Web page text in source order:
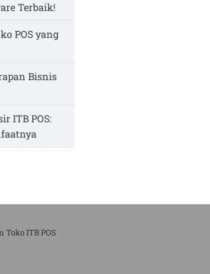
Terbaik!
POS yang
Bisnis
ITB POS:
Toko ITB POS